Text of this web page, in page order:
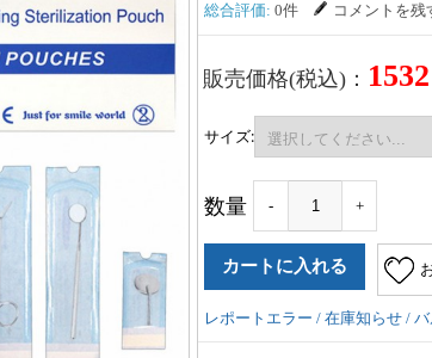
総合評価: 0件 コメントを残
販売価格(税込)：
サイズ:
数量 - +
レポートエラー / 在庫知らせ /